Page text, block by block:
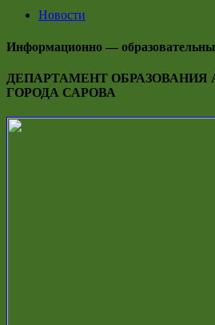
Новости
Информационно —
ДЕПАРТАМЕНТ
ГОРОДА САРОВА